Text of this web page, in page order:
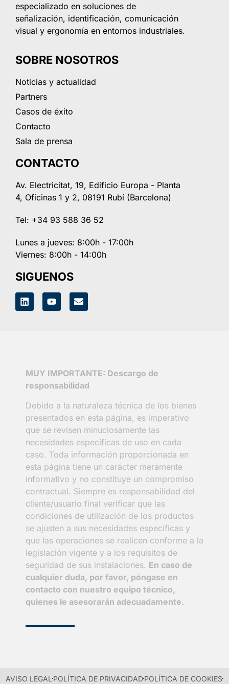
especializado en soluciones de
señalización, identificación, comunicación
visual y ergonomía en entornos industriales.
SOBRE NOSOTROS
Noticias y actualidad
Partners
Casos de éxito
Contacto
Sala de prensa
CONTACTO
Av. Electricitat, 19, Edificio Europa - Planta
4, Oficinas 1 y 2, 08191 Rubí (Barcelona)
Tel: +34 93 588 36 52
Lunes a jueves: 8:00h - 17:00h
Viernes: 8:00h - 14:00h
SIGUENOS
MUY IMPORTANTE: Descargo de
responsabilidad
Debido a la naturaleza técnica de los bienes
presentados en esta página, es imperativo
que se revisen minuciosamente las
necesidades específicas de uso en cada
caso. Toda información proporcionada en
esta página tiene un carácter meramente
informativo y no constituye un compromiso
contractual. Siempre es responsabilidad del
cliente/usuario final verificar que las
condiciones de utilización de los productos
se ajusten a sus necesidades específicas y
que las operaciones se realicen conforme a la
legislación vigente y a los requisitos de
seguridad de sus instalaciones. En caso de
cualquier duda, por favor, póngase en
contacto con nuestro equipo técnico,
quienes le asesorarán adecuadamente.
AVISO LEGAL POLÍTICA DE PRIVACIDADPOLÍTICA DE COOKIES